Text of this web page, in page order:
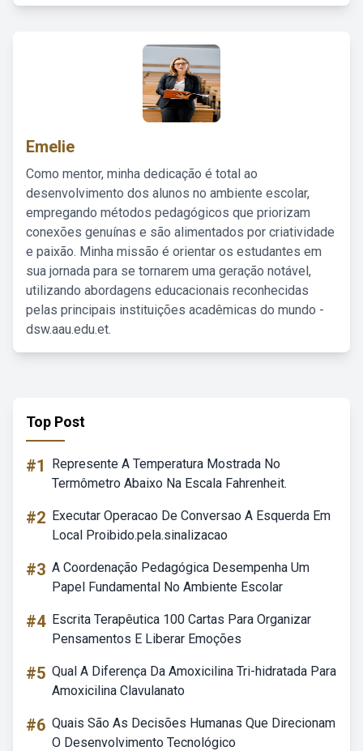
Emelie
Como mentor, minha dedicação é total ao
desenvolvimento dos alunos no ambiente escolar,
empregando métodos pedagógicos que priorizam
conexões genuínas e são alimentados por criatividade
e paixão. Minha missão é orientar os estudantes em
sua jornada para se tornarem uma geração notável,
utilizando abordagens educacionais reconhecidas
pelas principais instituições acadêmicas do mundo -
dsw.aau.edu.et.
Top Post
#1
Represente A Temperatura Mostrada No
Termômetro Abaixo Na Escala Fahrenheit.
#2 Executar Operacao De Conversao A Esquerda Em
Local Proibido.pela.sinalizacao
#3 A Coordenação Pedagógica Desempenha Um
Papel Fundamental No Ambiente Escolar
#4 Escrita Terapêutica 100 Cartas Para Organizar
Pensamentos E Liberar Emoções
#5 Qual A Diferença Da Amoxicilina Tri-hidratada Para
Amoxicilina Clavulanato
#6 Quais São As Decisões Humanas Que Direcionam
O Desenvolvimento Tecnológico